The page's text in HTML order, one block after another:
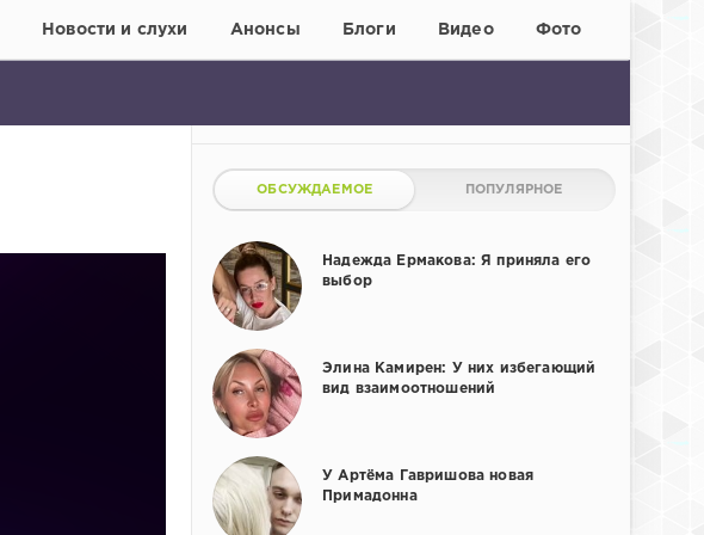
Новости и слухи Анонсы Блоги Видео Фото
ОБСУЖДАЕМОЕ ПОПУЛЯРНОЕ
Надежда Ермакова: Я приняла его
выбор
Элина Камирен: У них избегающий
вид взаимоотношений
У Артёма Гавришова новая
Примадонна